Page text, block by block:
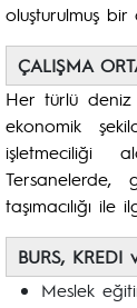
oluşturulmuş bir
ÇALIŞMA
Her türlü deniz
ekonomik
işletmeciliği
taşımacılığı ile
BURS, KREDI
Meslek